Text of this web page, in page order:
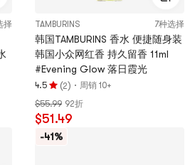
择 TAMBURINS 7种选择
韩国TAMBURINS 香水 便捷随身装
韩国小众网红香 持久留香 11ml
#Evening Glow 落日霞光
4.5
评
分
4.5
颗
(2) · 周销 10+
$55.99 92折
$51.49
-41%